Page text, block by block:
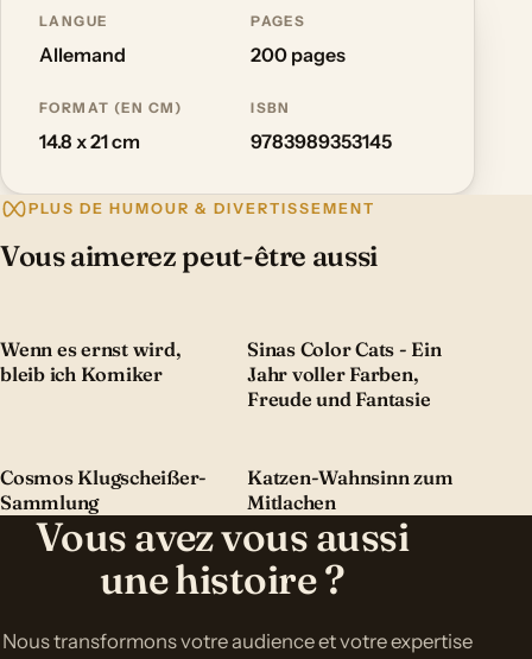
LANGUE
Allemand
PAGES
200 pages
FORMAT (EN CM)
14.8 x 21 cm
ISBN
9783989353145
PLUS DE HUMOUR & DIVERTISSEMENT
Vous aimerez peut-être aussi
Wenn es ernst wird,
bleib ich Komiker
Sinas Color Cats - Ein
Jahr voller Farben,
Freude und Fantasie
Cosmos Klugscheißer-
Sammlung
Katzen-Wahnsinn zum
Mitlachen
Vous avez vous aussi
une histoire ?
Nous transformons votre audience et votre expertise